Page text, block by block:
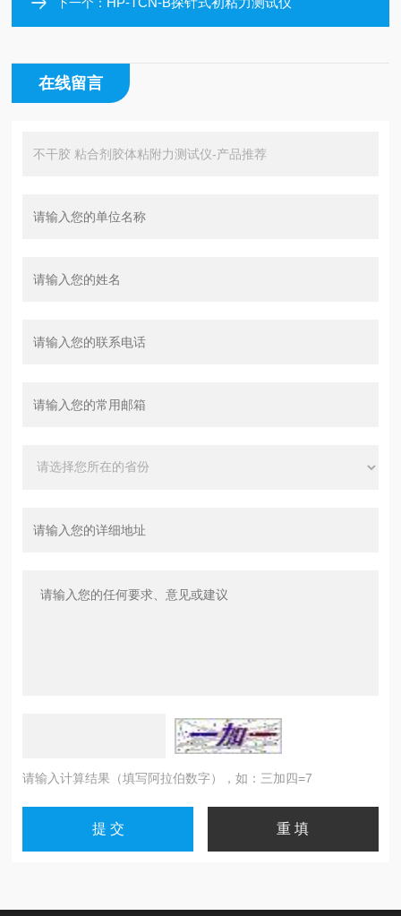
在线留言
请输入计算结果（填写阿拉伯数字），如：三加四=7